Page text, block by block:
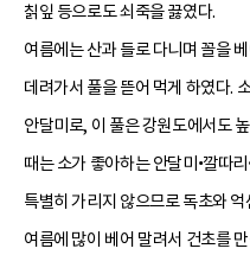
칡잎 등으로도 쇠죽을 끓였다.
여름에는 산과 들로 다니며 꼴을
데려가서 풀을 뜯어 먹게 하였다.
안달미로, 이 풀은 강원도에서도
때는 소가 좋아하는 안달미•깔따
특별히 가리지 않으므로 독초와
여름에 많이 베어 말려서 건초를